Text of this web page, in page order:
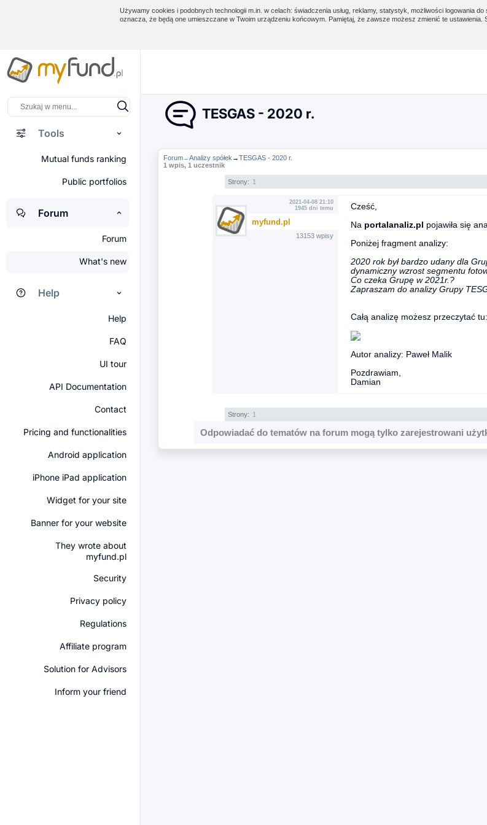
Używamy cookies i podobnych technologii m.in. w celach: świadczenia usług, reklamy, statystyk, możliwości logowania
oznacza, że będą one umieszczane w Twoim urządzeniu końcowym. Pamiętaj, że zawsze możesz zmienić te ustawienia.
Tools
Mutual funds ranking
Public portfolios
Forum
Forum
What's new
Help
Help
FAQ
UI tour
API Documentation
Contact
Pricing and functionalities
Android application
iPhone iPad application
Widget for your site
Banner for your website
They wrote about
myfund.pl
Security
Privacy policy
Regulations
Affiliate program
Solution for Advisors
Inform your friend
TESGAS - 2020 r.
Forum→Analizy spółek →TESGAS - 2020 r.
1 wpis, 1 uczestnik
Strony: 1
2021-04-08 21:10
1945 dni temu
myfund.pl
13153 wpisy
Cześć,
Na portalanaliz.pl pojawiła się
Poniżej fragment analizy:
2020 rok był bardzo udany dla
dynamiczny wzrost segmentu
Co czeka Grupę w 2021r.?
Zapraszam do analizy Grupy
Całą analizę możesz przeczytać tu:
Autor analizy: Paweł Malik
Pozdrawiam,
Damian
Strony: 1
Odpowiadać do tematów na forum mogą tylko zarejestrowani